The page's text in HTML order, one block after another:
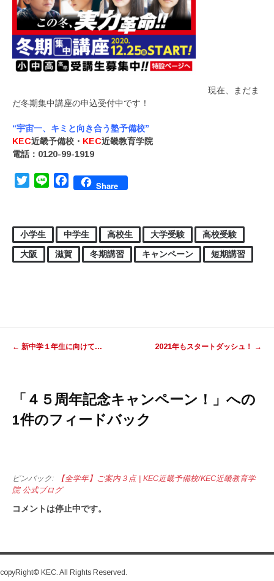
現在、まだま
だ冬期集中講座の申込受付中です！
“宇宙一、キミと向き合う塾予備校”
KEC近畿予備校・ KEC近畿教育学院
電話：0120-99-1919
TwitterLine FacebookShare
小学生 中学生 高校生 大学受験
高校受験
大阪
滋賀 冬期講習 キャンペーン 短期講習
← 新中学１年生に向けて… 2021年もスタートダッシュ！ →
「 ４５周年記念キャンペーン！
」への
1件のフィードバック
ピンバック:
【全学年】ご案内３点 | KEC近畿予備校/KEC近畿教育学
院 公式ブログ
コメントは停止中です。
copyRight© KEC. All Rights Reserved.